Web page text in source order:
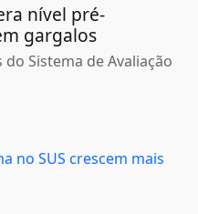
nível pré-
gargalos
Sistema de Avaliação